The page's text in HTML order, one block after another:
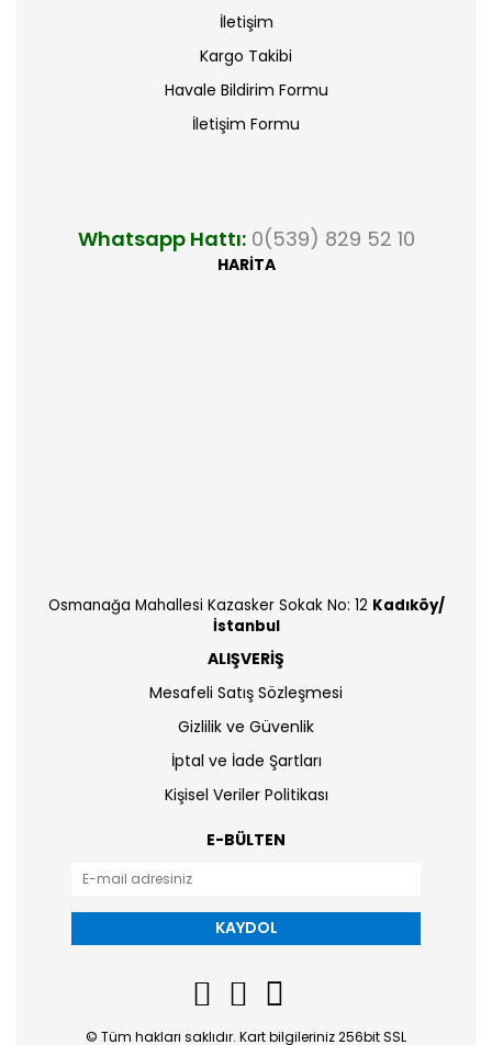
İletişim
Kargo Takibi
Havale Bildirim Formu
İletişim Formu
Whatsapp Hattı: 0(539) 829 52 10
HARİTA
Osmanağa Mahallesi Kazasker Sokak No: 12 Kadıköy/
İstanbul
ALIŞVERİŞ
Mesafeli Satış Sözleşmesi
Gizlilik ve Güvenlik
İptal ve İade Şartları
Kişisel Veriler Politikası
E-BÜLTEN
KAYDOL
© Tüm hakları saklıdır. Kart bilgileriniz 256bit SSL